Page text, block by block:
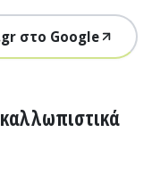
στο Google